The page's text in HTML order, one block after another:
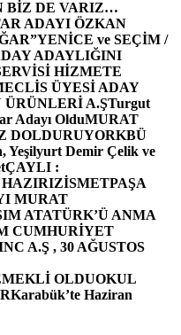
BİZ DE VARIZ…
ADAYI ÖZKAN
YENİCE ve SEÇİM /
ADAYLIĞINI
HİZMETE
ÜYESİ ADAY
ÜRÜNLERİ A.ŞTurgut
Adayı OlduMURAT
DOLDURUYORKBÜ
Yeşilyurt Demir Çelik ve
ÇAYLI :
İSMETPAŞA
MURAT
ATATÜRK’Ü ANMA
CUMHURİYET
A.Ş , 30 AĞUSTOS
OLDUOKUL
Karabük’te Haziran